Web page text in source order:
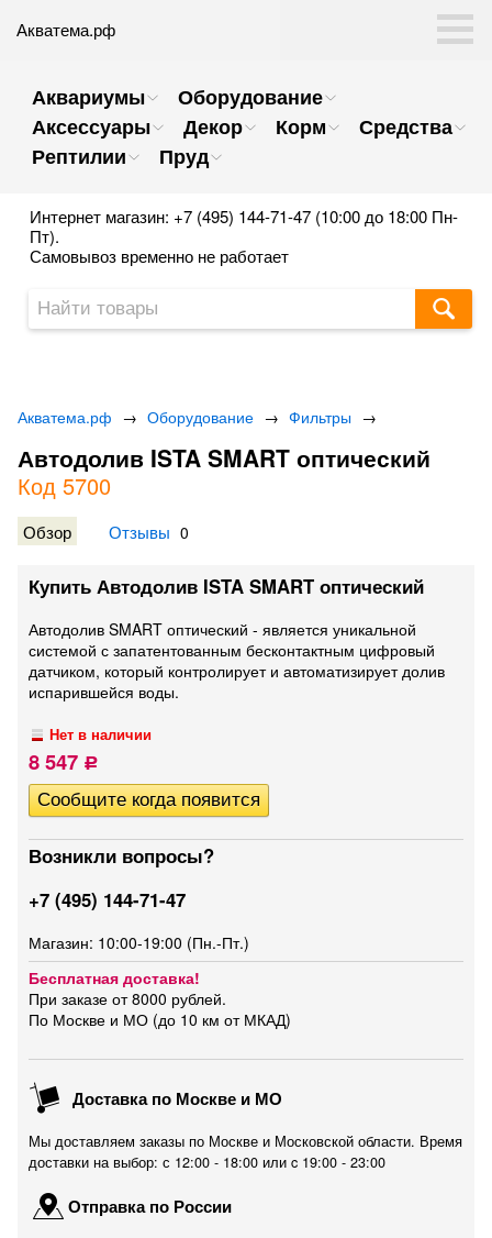
Акватема.рф
Аквариумы
Оборудование
Аксессуары
Декор Корм
Средства
Рептилии
Пруд
Интернет магазин: +7 (495) 144-71-47 (10:00 до 18:00 Пн-
Пт).
Самовывоз временно не работает
Акватема.рф → Оборудование → Фильтры →
Автодолив ISTA SMART оптический
Код 5700
Обзор Отзывы 0
Купить Автодолив ISTA SMART оптический
​Автодолив SMART оптический - является уникальной
системой с запатентованным бесконтактным цифровый
датчиком, который контролирует и автоматизирует долив
испарившейся воды.
Нет в наличии
8 547 Р
Возникли вопросы?
+7 (495) 144-71-47
Магазин: 10:00-19:00 (Пн.-Пт.)
Бесплатная доставка!
При заказе от 8000 рублей.
По Москве и МО (до 10 км от МКАД)
Доставка по Москве и МО
Мы доставляем заказы по Москве и Московской области. Время
доставки на выбор: с 12:00 - 18:00 или c 19:00 - 23:00
Отправка по России